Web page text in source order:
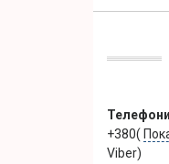
+380(
Viber)